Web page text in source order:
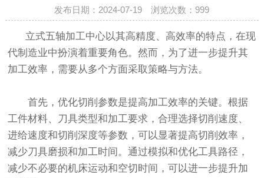
发布日期：2024-07-19 浏览次数： 999
立式五轴加工中心以其高精度、高效率的特点，在现
代制造业中扮演着重要角色。然而，为了进一步提升其
加工效率，需要从多个方面采取策略与方法。
首先，优化切削参数是提高加工效率的关键。根据
工件材料、刀具类型和加工要求，合理选择切削速度、
进给速度和切削深度等参数，可以显著提高切削效率，
减少刀具磨损和加工时间。通过模拟和优化工具路径，
减少不必要的机床运动和空切时间，可以进一步提升加